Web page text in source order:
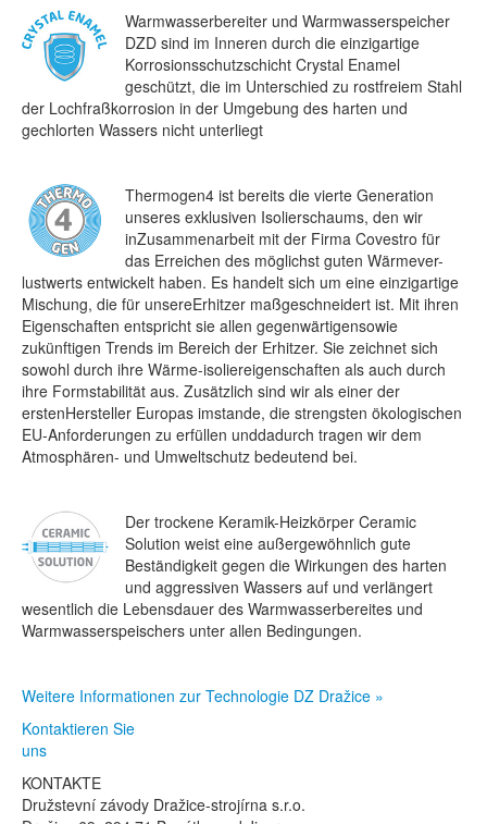
Warmwasserbereiter und Warmwasserspeicher
DZD sind im Inneren durch die einzigartige
Korrosionsschutzschicht Crystal Enamel
geschützt, die im Unterschied zu rostfreiem Stahl
der Lochfraßkorrosion in der Umgebung des harten und
gechlorten Wassers nicht unterliegt
Thermogen4 ist bereits die vierte Generation
unseres exklusiven Isolierschaums, den wir
inZusammenarbeit mit der Firma Covestro für
das Erreichen des möglichst guten Wärmever-
lustwerts entwickelt haben. Es handelt sich um eine einzigartige
Mischung, die für unsereErhitzer maßgeschneidert ist. Mit ihren
Eigenschaften entspricht sie allen gegenwärtigensowie
zukünftigen Trends im Bereich der Erhitzer. Sie zeichnet sich
sowohl durch ihre Wärme-isoliereigenschaften als auch durch
ihre Formstabilität aus. Zusätzlich sind wir als einer der
erstenHersteller Europas imstande, die strengsten ökologischen
EU-Anforderungen zu erfüllen unddadurch tragen wir dem
Atmosphären- und Umweltschutz bedeutend bei.
Der trockene Keramik-Heizkörper Ceramic
Solution weist eine außergewöhnlich gute
Beständigkeit gegen die Wirkungen des harten
und aggressiven Wassers auf und verlängert
wesentlich die Lebensdauer des Warmwasserbereites und
Warmwasserspeischers unter allen Bedingungen.
Weitere Informationen zur Technologie DZ Dražice »
Kontaktieren Sie
uns
KONTAKTE
Družstevní závody Dražice-strojírna s.r.o.